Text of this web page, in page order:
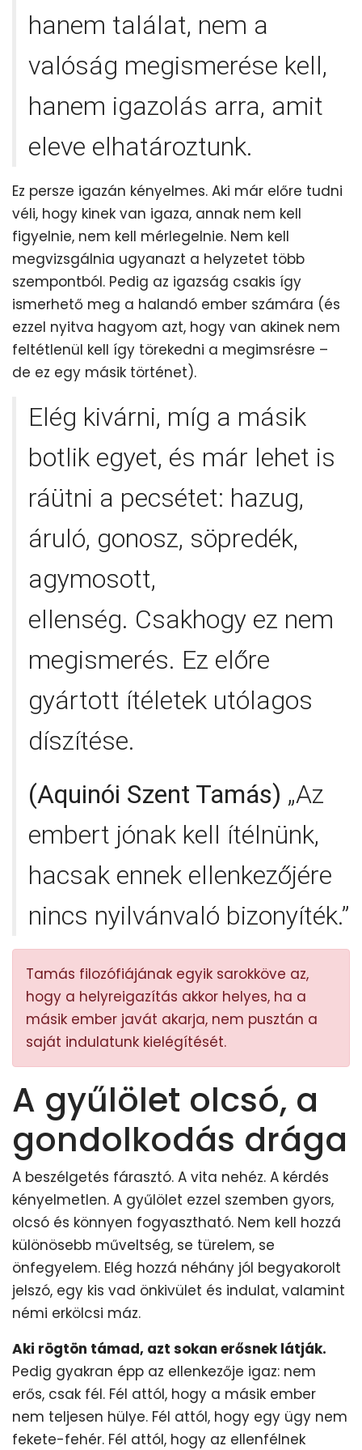
hanem találat, nem a
valóság megismerése kell,
hanem igazolás arra, amit
eleve elhatároztunk.
Ez persze igazán kényelmes. Aki már előre tudni
véli, hogy kinek van igaza, annak nem kell
figyelnie, nem kell mérlegelnie. Nem kell
megvizsgálnia ugyanazt a helyzetet több
szempontból. Pedig az igazság csakis így
ismerhető meg a halandó ember számára (és
ezzel nyitva hagyom azt, hogy van akinek nem
feltétlenül kell így törekedni a megimsrésre –
de ez egy másik történet).
Elég kivárni, míg a másik
botlik egyet, és már lehet is
ráütni a pecsétet: hazug,
áruló, gonosz, söpredék,
agymosott,
ellenség. Csakhogy ez nem
megismerés. Ez előre
gyártott ítéletek utólagos
díszítése.
(Aquinói Szent Tamás) „Az
embert jónak kell ítélnünk,
hacsak ennek ellenkezőjére
nincs nyilvánvaló bizonyíték.”
Tamás filozófiájának egyik sarokköve az,
hogy a helyreigazítás akkor helyes, ha a
másik ember javát akarja, nem pusztán a
saját indulatunk kielégítését.
A gyűlölet olcsó, a
gondolkodás drága
A beszélgetés fárasztó. A vita nehéz. A kérdés
kényelmetlen. A gyűlölet ezzel szemben gyors,
olcsó és könnyen fogyasztható. Nem kell hozzá
különösebb műveltség, se türelem, se
önfegyelem. Elég hozzá néhány jól begyakorolt
jelszó, egy kis vad önkivület és indulat, valamint
némi erkölcsi máz.
Aki rögtön támad, azt sokan erősnek látják.
Pedig gyakran épp az ellenkezője igaz: nem
erős, csak fél. Fél attól, hogy a másik ember
nem teljesen hülye. Fél attól, hogy egy ügy nem
fekete-fehér. Fél attól, hogy az ellenfélnek